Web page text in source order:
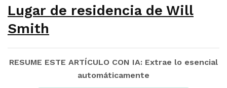
Lugar de residencia de Will
Smith
RESUME ESTE ARTÍCULO CON IA: Extrae lo esencial
automáticamente